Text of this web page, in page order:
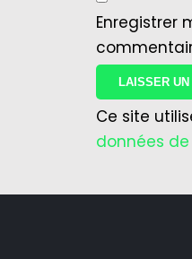
Enregistrer
Ce site
données